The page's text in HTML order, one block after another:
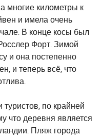
многие километры к
и имела очень
В конце косы был
Форт. Зимой
и она постепенно
и теперь всё, что
по крайней
что деревня является
Пляж города